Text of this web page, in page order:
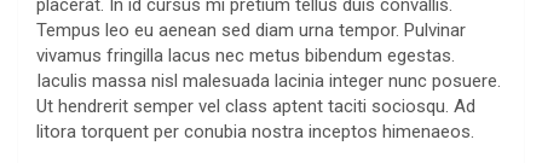
placerat. In id cursus mi pretium tellus duis convallis.
Tempus leo eu aenean sed diam urna tempor. Pulvinar
vivamus fringilla lacus nec metus bibendum egestas.
Iaculis massa nisl malesuada lacinia integer nunc posuere.
Ut hendrerit semper vel class aptent taciti sociosqu. Ad
litora torquent per conubia nostra inceptos himenaeos.